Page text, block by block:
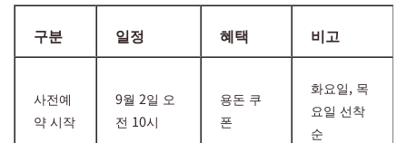
구분 일정 혜택 비고
사전예
약 시작
9월 2일 오
전 10시
용돈 쿠
폰
화요일, 목
요일 선착
순